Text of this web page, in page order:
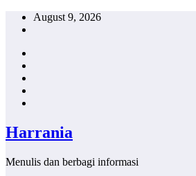
Skip
August 9, 2026
Harrania
Menulis dan berbagi informasi